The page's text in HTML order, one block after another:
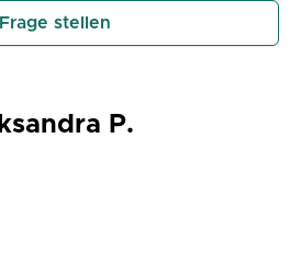
Frage stellen
P.